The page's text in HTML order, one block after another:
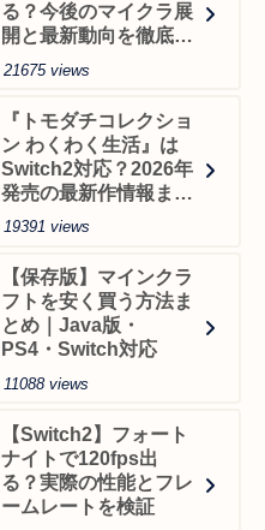
る？今後のマイクラ展
開と最新動向を徹底予
想
21675 views
『トモダチコレクショ
ン わくわく生活』は
Switch2対応？2026年
発売の最新作情報まと
め
19391 views
【保存版】マインクラ
フトを安く買う方法ま
とめ｜Java版・
PS4・Switch対応
11088 views
【Switch2】フォート
ナイトで120fps出
る？実際の性能とフレ
ームレートを検証